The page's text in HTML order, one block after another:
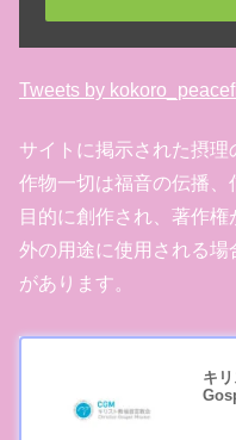
Tweets by
サイトに掲示された摂
作物一切は福音の伝播
目的に創作され、著作
外の用途に使用される
があります。
キ